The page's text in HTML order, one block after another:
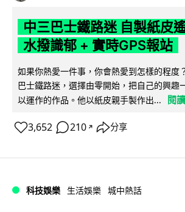
中三巴士鐵路迷 自製紙皮
水撥識郁 + 實時GPS報站
如果你熱愛一件事，你會熱愛到怎樣的程度
巴士鐵路迷，選擇由零開始，把自己的興趣
以運作的作品。他以紙皮親手製作出...
閱
3,652 210 ↗ 分享
科技娛樂 生活娛樂 城中熱話